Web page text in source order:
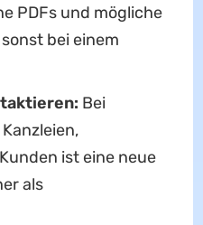
PDFs und mögliche
bei einem
Bei
ist eine neue
als